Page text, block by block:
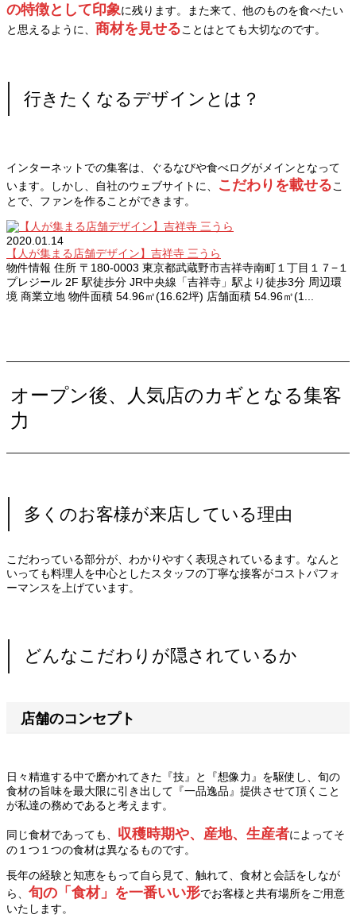
の特徴として印象に残ります。また来て、他のものを食べたい
と思えるように、 商材を見せることはとても大切なのです。
行きたくなるデザインとは？
インターネットでの集客は、ぐるなびや食べログがメインとなって
います。しかし、自社のウェブサイトに、
こだわりを載せるこ
とで、ファンを作ることができます。
2020.01.14
【人が集まる店舗デザイン】吉祥寺 三うら
物件情報 住所 〒180-0003 東京都武蔵野市吉祥寺南町１丁目１７−１
プレジール 2F 駅徒歩分 JR中央線「吉祥寺」駅より徒歩3分 周辺環
境 商業立地 物件面積 54.96㎡(16.62坪) 店舗面積 54.96㎡(1...
オープン後、人気店のカギとなる集客
力
多くのお客様が来店している理由
こだわっている部分が、わかりやすく表現されているます。なんと
いっても料理人を中心としたスタッフの丁寧な接客がコストパフォ
ーマンスを上げています。
どんなこだわりが隠されているか
店舗のコンセプト
日々精進する中で磨かれてきた『技』と『想像力』を駆使し、旬の
食材の旨味を最大限に引き出して『一品逸品』提供させて頂くこと
が私達の務めであると考えます。
同じ食材であっても、 収穫時期や、産地、生産者によってそ
の１つ１つの食材は異なるものです。
長年の経験と知恵をもって自ら見て、触れて、食材と会話をしなが
ら、 旬の「食材」を一番いい形でお客様と共有場所をご用意
いたします。